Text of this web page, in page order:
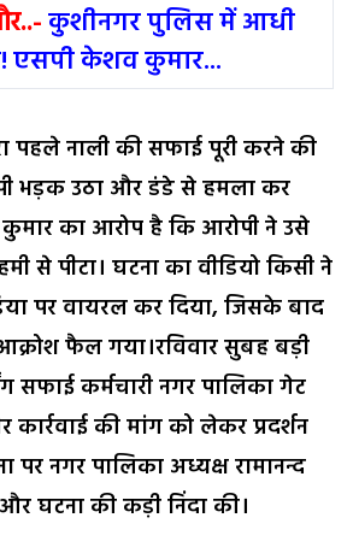
कुशीनगर पुलिस में आधी
एसपी केशव कुमार...
पहले नाली की सफाई पूरी करने की
भड़क उठा और डंडे से हमला कर
का आरोप है कि आरोपी ने उसे
से पीटा। घटना का वीडियो किसी ने
पर वायरल कर दिया, जिसके बाद
आक्रोश फैल गया।रविवार सुबह बड़ी
सफाई कर्मचारी नगर पालिका गेट
कार्रवाई की मांग को लेकर प्रदर्शन
नगर पालिका अध्यक्ष रामानन्द
घटना की कड़ी निंदा की।